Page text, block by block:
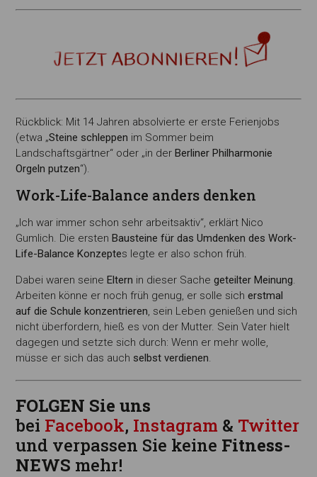
Rückblick: Mit 14 Jahren absolvierte er erste Ferienjobs
(etwa „Steine schleppen im Sommer beim
Landschaftsgärtner“ oder „in derBerliner Philharmonie
Orgeln putzen“).
Work-Life-Balance anders denken
„Ich war immer schon sehr arbeitsaktiv“, erklärt Nico
Gumlich. Die ersten Bausteine für das Umdenken des Work-
Life-Balance Konzeptes legte er also schon früh.
Dabei waren seineEltern in dieser Sachegeteilter Meinung.
Arbeiten könne er noch früh genug, er solle sicherstmal
auf die Schule konzentrieren, sein Leben genießen und sich
nicht überfordern, hieß es von der Mutter. Sein Vater hielt
dagegen und setzte sich durch: Wenn er mehr wolle,
müsse er sich das auch selbst verdienen.
FOLGEN Sie uns
bei Facebook, Instagram & Twitter
und verpassen Sie keine Fitness-
NEWS mehr!